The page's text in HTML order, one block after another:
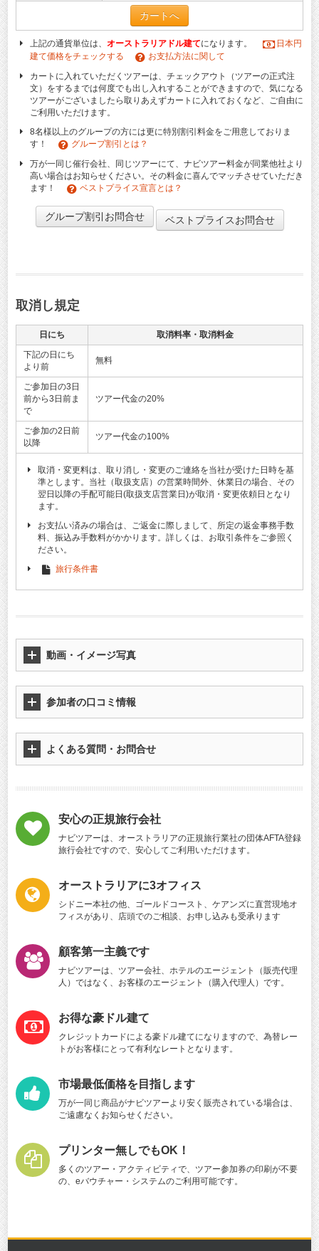
カートへ
上記の通貨単位は、 オーストラリアドル建てになります。
日本円
建て価格をチェックする
お支払方法に関して
カートに入れていただくツアーは、チェックアウト（ツアーの正式注
文）をするまでは何度でも出し入れすることができますので、気になる
ツアーがございましたら取りあえずカートに入れておくなど、ご自由に
ご利用いただけます。
8名様以上のグループの方には更に特別割引料金をご用意しておりま
す！
グループ割引とは？
万が一同じ催行会社、同じツアーにて、ナビツアー料金が同業他社より
高い場合はお知らせください。その料金に喜んでマッチさせていただき
ます！
ベストプライス宣言とは？
グループ割引お問合せ ベストプライスお問合せ
取消し規定
日にち
取消料率・取消料金
下記の日にち
より前
無料
ご参加日の3日
前から3日前ま
で
ツアー代金の20%
ご参加の2日前
以降
ツアー代金の100%
取消・変更料は、取り消し・変更のご連絡を当社が受けた日時を基
準とします。当社（取扱支店）の営業時間外、休業日の場合、その
翌日以降の手配可能日(取扱支店営業日)が取消・変更依頼日となり
ます。
お支払い済みの場合は、ご返金に際しまして、所定の返金事務手数
料、振込み手数料がかかります。詳しくは、お取引条件をご参照く
ださい。
旅行条件書
動画・イメージ写真
参加者の口コミ情報
よくある質問・お問合せ
安心の正規旅行会社
ナビツアーは、オーストラリアの正規旅行業社の団体AFTA登録
旅行会社ですので、安心してご利用いただけます。
オーストラリアに3オフィス
シドニー本社の他、ゴールドコースト、ケアンズに直営現地オ
フィスがあり、店頭でのご相談、お申し込みも受承ります
顧客第一主義です
ナビツアーは、ツアー会社、ホテルのエージェント（販売代理
人）ではなく、お客様のエージェント（購入代理人）です。
お得な豪ドル建て
クレジットカードによる豪ドル建てになりますので、為替レー
トがお客様にとって有利なレートとなります。
市場最低価格を目指します
万が一同じ商品がナビツアーより安く販売されている場合は、
ご遠慮なくお知らせください。
プリンター無しでもOK！
多くのツアー・アクティビティで、ツアー参加券の印刷が不要
の、eバウチャー・システムのご利用可能です。